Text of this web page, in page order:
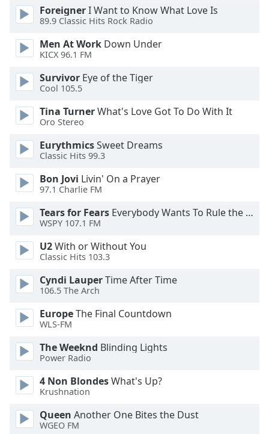
close
Color
Opacity
Background
Color
Opacity
Caption
Area
Color
Opacity
Edge
Style
ForeignerI Want to Know What Love Is
89.9 Classic Hits Rock Radio
Men At Work Down Under
KICX 96.1 FM
Survivor Eye of the Tiger
Cool 105.5
Tina TurnerWhat's Love Got To Do With It
Oro Stereo
EurythmicsSweet Dreams
Classic Hits 99.3
Bon Jovi Livin' On a Prayer
97.1 Charlie FM
Tears for Fears Everybody Wants To Rule the World
WSPY 107.1 FM
U2With or Without You
Classic Hits 103.3
Cyndi LauperTime After Time
106.5 The Arch
EuropeThe Final Countdown
WLS-FM
The Weeknd Blinding Lights
Power Radio
4 Non BlondesWhat's Up?
Krushnation
Queen Another One Bites the Dust
WGEO FM